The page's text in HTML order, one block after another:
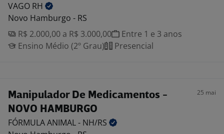
VAGO RH
Novo Hamburgo - RS
R$ 2.000,00 a R$ 3.000,00
Entre 1 e 3 anos
Ensino Médio (2º Grau)
Presencial
Manipulador De Medicamentos -
NOVO HAMBURGO
25 mai
FÓRMULA ANIMAL - NH/RS